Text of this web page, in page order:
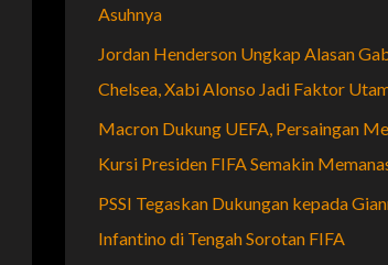
Asuhnya
Jordan Henderson Ungkap Alasan
Chelsea, Xabi Alonso Jadi Faktor
Macron Dukung UEFA, Persaingan
Kursi Presiden FIFA Semakin
PSSI Tegaskan Dukungan kepada
Infantino di Tengah Sorotan FIFA